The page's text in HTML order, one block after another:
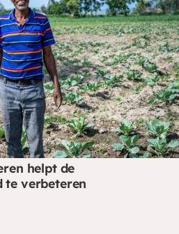
helpt de
te verbeteren